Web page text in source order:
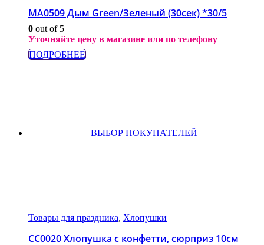
МА0509 Дым Green/Зеленый (30сек) *30/5
0 out of 5
Уточняйте цену в магазине или по телефону
ПОДРОБНЕЕ
ВЫБОР ПОКУПАТЕЛЕЙ
Товары для праздника, Хлопушки
СС0020 Хлопушка с конфетти, сюрприз 10см